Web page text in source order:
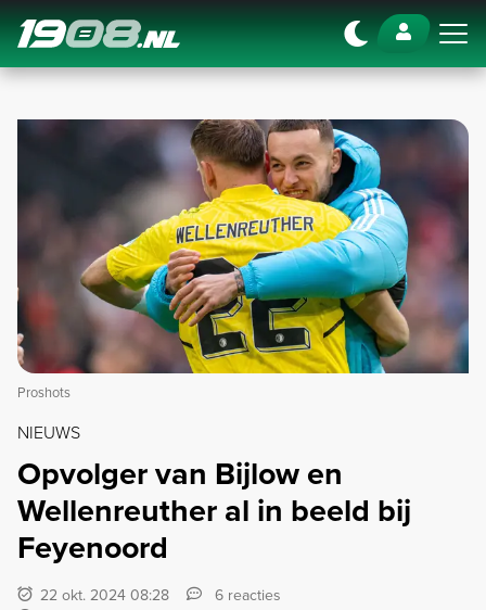
Navigation
Proshots
NIEUWS
Opvolger van Bijlow en
Wellenreuther al in beeld bij
Feyenoord
22 okt. 2024 08:28
6 reacties